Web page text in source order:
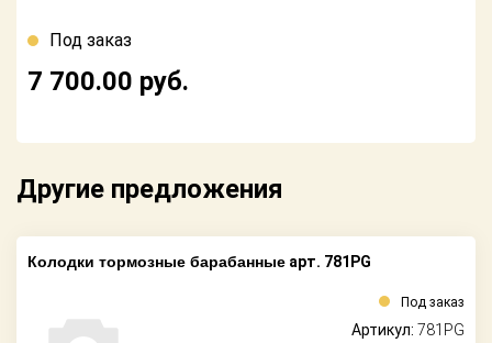
Под заказ
7 700.00 руб.
Другие предложения
Колодки тормозные барабанные арт. 781PG
Под заказ
Артикул: 781PG